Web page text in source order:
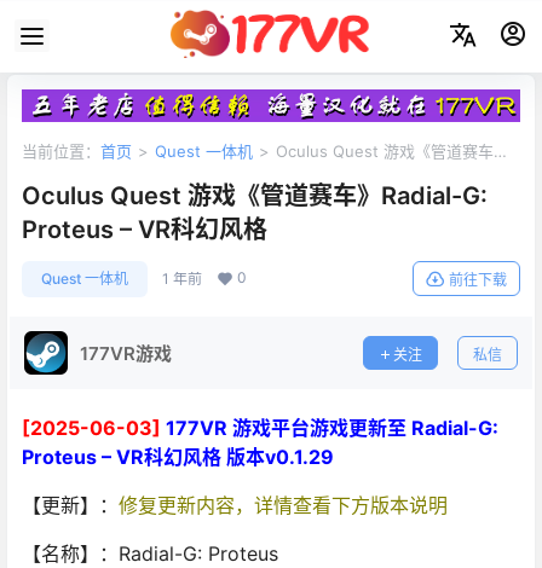
当前位置： 首页 > Quest 一体机 > Oculus Quest 游戏《管道赛车》
Oculus Quest 游戏《管道赛车》Radial-G:
Proteus – VR科幻风格
Quest 一体机 1 年前 0 前往下载
177VR游戏 关注 私信
[2025-06-03] 177VR 游戏平台游戏更新至 Radial-G:
Proteus – VR科幻风格 版本v0.1.29
【更新】： 修复更新内容，详情查看下方版本说明
【名称】：Radial-G: Proteus